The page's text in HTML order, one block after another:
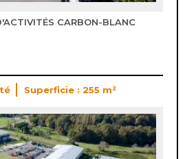
CARBON-BLANC
Superficie : 255 m²